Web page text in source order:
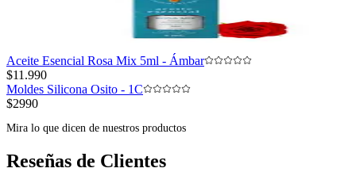
Aceite Esencial Rosa Mix 5ml - Ámbar
$11.990
Moldes Silicona Osito - 1C
$2990
Mira lo que dicen de nuestros productos
Reseñas de Clientes